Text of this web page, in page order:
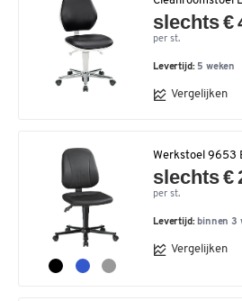
slechts €
per st.
Levertijd: 5 weken
Vergelijken
Werkstoel 9653
slechts €
per st.
Levertijd: binnen 3
Vergelijken